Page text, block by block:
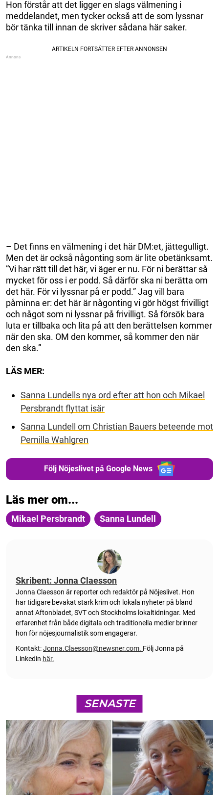
Hon förstår att det ligger en slags välmening i
meddelandet, men tycker också att de som lyssnar
bör tänka till innan de skriver sådana här saker.
– Det finns en välmening i det här DM:et, jättegulligt.
Men det är också någonting som är lite obetänksamt.
”Vi har rätt till det här, vi äger er nu. För ni berättar så
mycket för oss i er podd. Så därför ska ni berätta om
det här. För vi lyssnar på er podd.” Jag vill bara
påminna er: det här är någonting vi gör högst frivilligt
och något som ni lyssnar på frivilligt. Så försök bara
luta er tillbaka och lita på att den berättelsen kommer
när den ska. OM den kommer, så kommer den när
den ska.”
LÄS MER:
Sanna Lundells nya ord efter att hon och Mikael
Persbrandt flyttat isär
Sanna Lundell om Christian Bauers beteende mot
Pernilla Wahlgren
Följ Nöjeslivet på Google News
Läs mer om...
Mikael Persbrandt Sanna Lundell
Skribent: Jonna Claesson
Jonna Claesson är reporter och redaktör på Nöjeslivet. Hon
har tidigare bevakat stark krim och lokala nyheter på bland
annat Aftonbladet, SVT och Stockholms lokaltidningar. Med
erfarenhet från både digitala och traditionella medier brinner
hon för nöjesjournalistik som engagerar.
Kontakt:Jonna.Claesson@newsner.com. Följ Jonna på
Linkedin här.
SENASTE